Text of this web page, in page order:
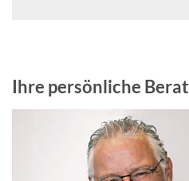
Ihre persönliche